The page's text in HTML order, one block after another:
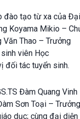
đào tạo từ xa của Đại
Koyama Mikio –
Văn Thao – Trưởng
viên Học
đối tác tuyển sinh.
Đàm Quang Vinh
Sơn Toại – Trưởng
dục; cùng đại diện